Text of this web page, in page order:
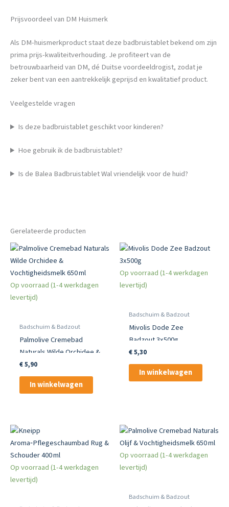
Prijsvoordeel van DM Huismerk
Als DM-huismerkproduct staat deze badbruistablet bekend om zijn
prima prijs-kwaliteitverhouding. Je profiteert van de
betrouwbaarheid van DM, dé Duitse voordeeldrogist, zodat je
zeker bent van een aantrekkelijk geprijsd en kwalitatief product.
Veelgestelde vragen
Is deze badbruistablet geschikt voor kinderen?
Hoe gebruik ik de badbruistablet?
Is de Balea Badbruistablet Wal vriendelijk voor de huid?
Gerelateerde producten
Op voorraad (1-4 werkdagen
levertijd)
Badschuim & Badzout
Palmolive Cremebad
Naturals Wilde Orchidee &
Vochtigheidsmelk 650 ml
€5,90
In winkelwagen
Op voorraad (1-4 werkdagen
levertijd)
Badschuim & Badzout
Mivolis Dode Zee
Badzout 3x500g
€5,30
In winkelwagen
Op voorraad (1-4 werkdagen
levertijd)
Op voorraad (1-4 werkdagen
levertijd)
Badschuim & Badzout